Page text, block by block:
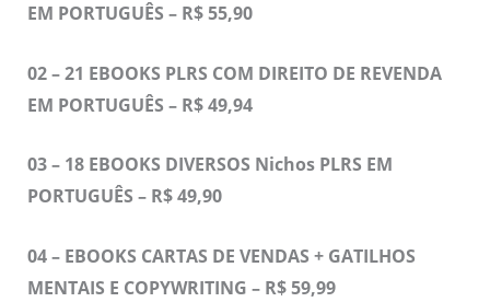
EM PORTUGUÊS – R$ 55,90
02 – 21 EBOOKS PLRS COM DIREITO DE REVENDA
EM PORTUGUÊS – R$ 49,94
03 – 18 EBOOKS DIVERSOS Nichos PLRS EM
PORTUGUÊS – R$ 49,90
04 – EBOOKS CARTAS DE VENDAS + GATILHOS
MENTAIS E COPYWRITING – R$ 59,99